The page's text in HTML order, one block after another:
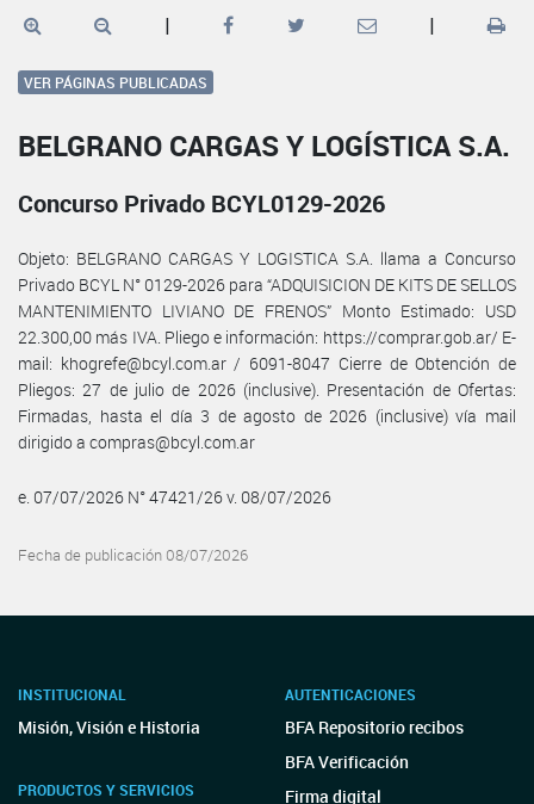
| |
VER PÁGINAS PUBLICADAS
BELGRANO CARGAS Y LOGÍSTICA S.A.
Concurso Privado BCYL0129-2026
Objeto: BELGRANO CARGAS Y LOGISTICA S.A. llama a Concurso
Privado BCYL N° 0129-2026 para “ADQUISICION DE KITS DE SELLOS
MANTENIMIENTO LIVIANO DE FRENOS” Monto Estimado: USD
22.300,00 más IVA. Pliego e información: https://comprar.gob.ar/ E-
mail: khogrefe@bcyl.com.ar / 6091-8047 Cierre de Obtención de
Pliegos: 27 de julio de 2026 (inclusive). Presentación de Ofertas:
Firmadas, hasta el día 3 de agosto de 2026 (inclusive) vía mail
dirigido a compras@bcyl.com.ar
e. 07/07/2026 N° 47421/26 v. 08/07/2026
Fecha de publicación 08/07/2026
INSTITUCIONAL
Misión, Visión e Historia
PRODUCTOS Y SERVICIOS
AUTENTICACIONES
BFA Repositorio recibos
BFA Verificación
Firma digital